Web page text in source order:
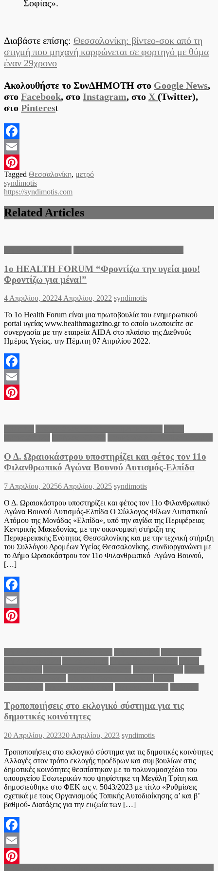
Σοφίας».
Διαβάστε επίσης: Θεσσαλονίκη: βίντεο-σοκ από τη
στιγμή που μηχανή καρφώνεται σε φορτηγό με θύμα
έναν 29χρονο
Ακολουθήστε το ΣυνΔΗΜΟΤΗ στο Google News,
στο Facebook, στο Instagram, στο X (Twitter),
στο Pinterest
Facebook
Email
Pinterest
Tagged Θεσσαλονίκη, μετρό
syndimotis
https://syndimotis.com
Related Articles
1o HEALTH FORUM “Φροντίζω την υγεία μου!
Φροντίζω για μένα!”
Posted
4 Απριλίου, 20224 Απριλίου, 2022 Author
syndimotis
Το 1ο Health Forum είναι μια πρωτοβουλία του ενημερωτικού
portal υγείας www.healthmagazino.gr το οποίο υλοποιείτε σε
συνεργασία με την εταιρεία AIDA στο πλαίσιο της Διεθνούς
Ημέρας Υγείας, την Πέμπτη 07 Απριλίου 2022.
Facebook
Email
Ο Δ. Ωραιοκάστρου υποστηρίζει και φέτος τον 11ο
Φιλανθρωπικό Αγώνα Βουνού Αυτισμός-Ελπίδα
Posted
7 Απριλίου, 20256 Απριλίου, 2025 Author
syndimotis
Ο Δ. Ωραιοκάστρου υποστηρίζει και φέτος τον 11ο Φιλανθρωπικό
Αγώνα Βουνού Αυτισμός-Ελπίδα Ο Σύλλογος Φίλων Αυτιστικού
Ατόμου της Μονάδας «Ελπίδα», υπό την αιγίδα της Περιφέρειας
Κεντρικής Μακεδονίας, με την οικονομική στήριξη της
Περιφερειακής Ενότητας Θεσσαλονίκης και με την τεχνική στήριξη
του Συλλόγου Δρομέων Υγείας Θεσσαλονίκης, συνδιοργανώνει με
το Δήμο Ωραιοκάστρου τον 11ο Φιλανθρωπικό Αγώνα Βουνού,
[…]
Facebook
Email
Τροποποιήσεις στο εκλογικό σύστημα για τις
δημοτικές κοινότητες
Posted
20 Απριλίου, 202320 Απριλίου, 2023 Author
syndimotis
Τροποποιήσεις στο εκλογικό σύστημα για τις δημοτικές κοινότητες
Αλλαγές στον τρόπο εκλογής προέδρων και συμβουλίων στις
δημοτικές κοινότητες θεσπίστηκαν με το πολυνομοσχέδιο του
υπουργείου Εσωτερικών που ψηφίστηκε τη Μεγάλη Τρίτη και
δημοσιεύθηκε στο ΦΕΚ ως ν. 5043/2023 με τίτλο «Ρυθμίσεις
σχετικά με τους Οργανισμούς Τοπικής Αυτοδιοίκησης α’ και β’
βαθμού- Διατάξεις για την ευζωία των […]
Facebook
Email